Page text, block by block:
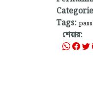
Tags:
শেয়ার: